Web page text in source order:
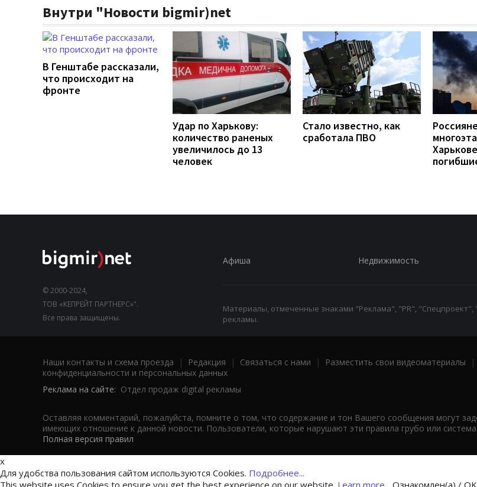
Внутри "Новости bigmir)net
В Генштабе рассказали,
что происходит на
фронте
Удар по Харькову:
количество раненых
увеличилось до 13
человек
Стало известно, как
сработала ПВО
© 2000-2024,
ТОВ «КЕПРЕЙТ ПАРТНЕРС»".
Все права защищены.
Афиша Недвижимость
Материалы, отмеченные знаками "Реклама", "PR",
рекламы.
Наши контакты и схема проезда | Редакция | Связаться с нами | Разместить свои видеоматериалы |
конфиденциальности и персональных данных
Реклама на сайте: Отдел продаж digital рекламы
Оставляя комментарий, пожалуйста, помните о том, что содержание и тон Вашего сообщения могут
имеющих отношение к данной новости. Пользователи, которые нарушают эти правила грубо или
Полная версия правил
x
Для удобства пользования сайтом используются Cookies. Подробнее...
This website uses Cookies to ensure you get the best experience on our website. Learn more... Ознакомлен(а) / OK